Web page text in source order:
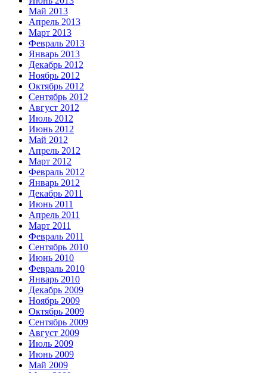
Май 2013
Апрель 2013
Март 2013
Февраль 2013
Январь 2013
Декабрь 2012
Ноябрь 2012
Октябрь 2012
Сентябрь 2012
Август 2012
Июль 2012
Июнь 2012
Май 2012
Апрель 2012
Март 2012
Февраль 2012
Январь 2012
Декабрь 2011
Июнь 2011
Апрель 2011
Март 2011
Февраль 2011
Сентябрь 2010
Июнь 2010
Февраль 2010
Январь 2010
Декабрь 2009
Ноябрь 2009
Октябрь 2009
Сентябрь 2009
Август 2009
Июль 2009
Июнь 2009
Май 2009